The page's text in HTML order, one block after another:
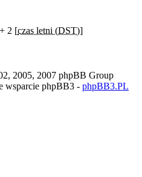
2 [czas letni (DST)]
2005, 2007 phpBB Group
wsparcie phpBB3 - phpBB3.PL